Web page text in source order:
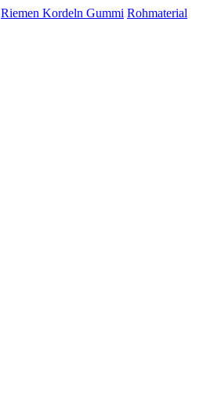
Riemen Kordeln Gummi Rohmaterial